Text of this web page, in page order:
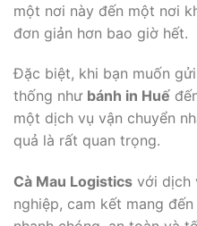
một nơi này đến một nơi
đơn giản hơn bao giờ hết.
Đặc biệt, khi bạn muốn
thống như bánh in Huế
một dịch vụ vận chuyển
quả là rất quan trọng.
Cà Mau Logistics với dịch
nghiệp, cam kết mang